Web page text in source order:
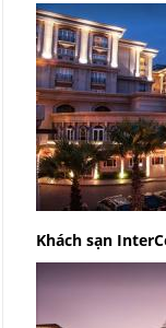
Khách sạn